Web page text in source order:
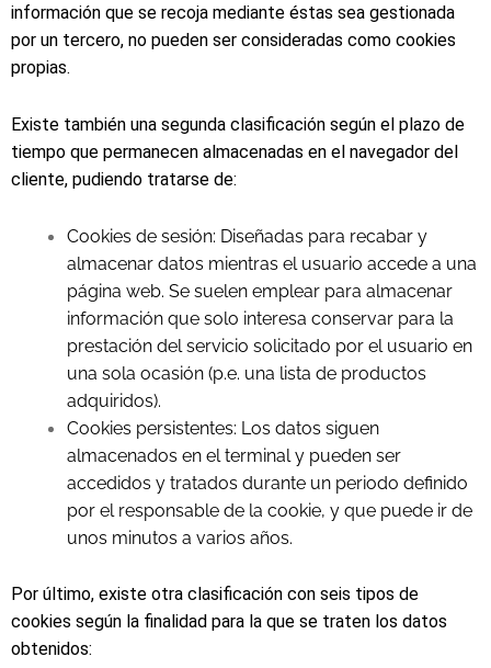
información que se recoja mediante éstas sea gestionada
por un tercero, no pueden ser consideradas como cookies
propias.
Existe también una segunda clasificación según el plazo de
tiempo que permanecen almacenadas en el navegador del
cliente, pudiendo tratarse de:
Cookies de sesión: Diseñadas para recabar y
almacenar datos mientras el usuario accede a una
página web. Se suelen emplear para almacenar
información que solo interesa conservar para la
prestación del servicio solicitado por el usuario en
una sola ocasión (p.e. una lista de productos
adquiridos).
Cookies persistentes: Los datos siguen
almacenados en el terminal y pueden ser
accedidos y tratados durante un periodo definido
por el responsable de la cookie, y que puede ir de
unos minutos a varios años.
Por último, existe otra clasificación con seis tipos de
cookies según la finalidad para la que se traten los datos
obtenidos: